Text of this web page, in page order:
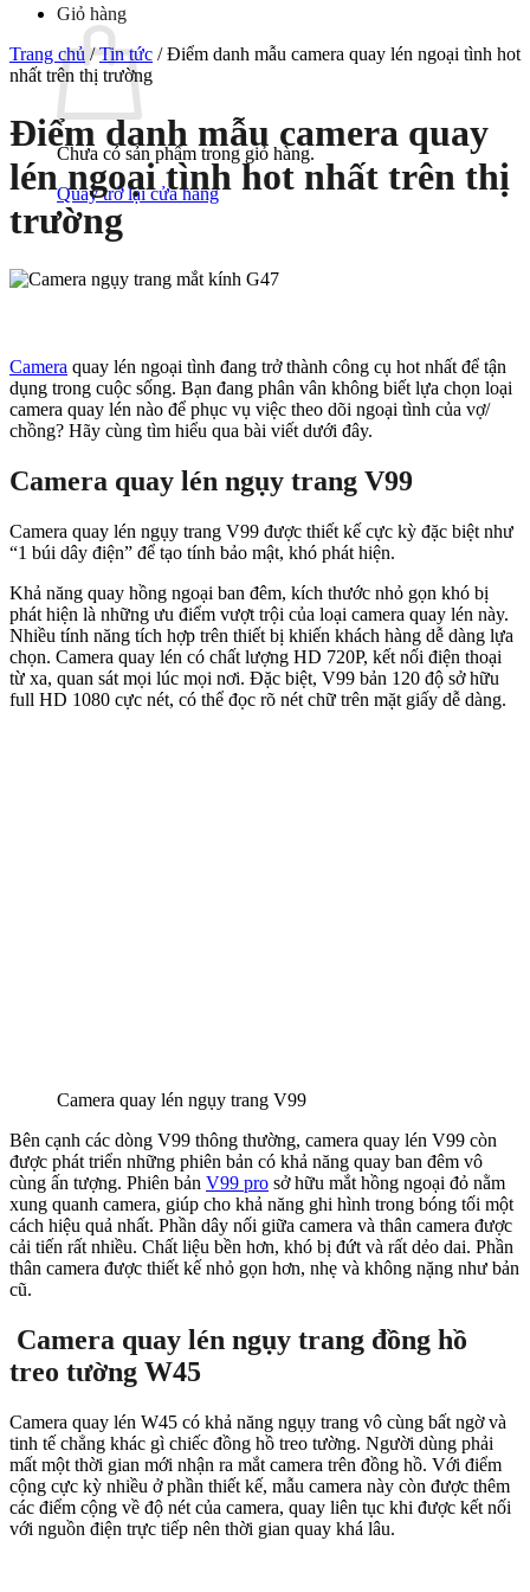
Giỏ hàng
Chưa có sản phẩm trong giỏ hàng.
Quay trở lại cửa hàng
Trang chủ /Tin tức /Điểm danh mẫu camera quay lén ngoại tình hot
nhất trên thị trường
Điểm danh mẫu camera quay
lén ngoại tình hot nhất trên thị
trường
Camera quay lén ngoại tình đang trở thành công cụ hot nhất để tận
dụng trong cuộc sống. Bạn đang phân vân không biết lựa chọn loại
camera quay lén nào để phục vụ việc theo dõi ngoại tình của vợ/
chồng? Hãy cùng tìm hiểu qua bài viết dưới đây.
Camera quay lén ngụy trang V99
Camera quay lén ngụy trang V99 được thiết kế cực kỳ đặc biệt như
“1 búi dây điện” để tạo tính bảo mật, khó phát hiện.
Khả năng quay hồng ngoại ban đêm, kích thước nhỏ gọn khó bị
phát hiện là những ưu điểm vượt trội của loại camera quay lén này.
Nhiều tính năng tích hợp trên thiết bị khiến khách hàng dễ dàng lựa
chọn. Camera quay lén có chất lượng HD 720P, kết nối điện thoại
từ xa, quan sát mọi lúc mọi nơi. Đặc biệt, V99 bản 120 độ sở hữu
full HD 1080 cực nét, có thể đọc rõ nét chữ trên mặt giấy dễ dàng.
Camera quay lén ngụy trang V99
Bên cạnh các dòng V99 thông thường, camera quay lén V99 còn
được phát triển những phiên bản có khả năng quay ban đêm vô
cùng ấn tượng. Phiên bản V99 pro sở hữu mắt hồng ngoại đỏ nằm
xung quanh camera, giúp cho khả năng ghi hình trong bóng tối một
cách hiệu quả nhất. Phần dây nối giữa camera và thân camera được
cải tiến rất nhiều. Chất liệu bền hơn, khó bị đứt và rất dẻo dai. Phần
thân camera được thiết kế nhỏ gọn hơn, nhẹ và không nặng như bản
cũ.
Camera quay lén ngụy trang đồng hồ
treo tường W45
Camera quay lén W45 có khả năng ngụy trang vô cùng bất ngờ và
tinh tế chẳng khác gì chiếc đồng hồ treo tường. Người dùng phải
mất một thời gian mới nhận ra mắt camera trên đồng hồ. Với điểm
cộng cực kỳ nhiều ở phần thiết kế, mẫu camera này còn được thêm
các điểm cộng về độ nét của camera, quay liên tục khi được kết nối
với nguồn điện trực tiếp nên thời gian quay khá lâu.